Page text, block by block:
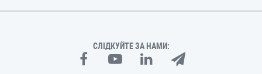
СЛІДКУЙТЕ ЗА НАМИ: